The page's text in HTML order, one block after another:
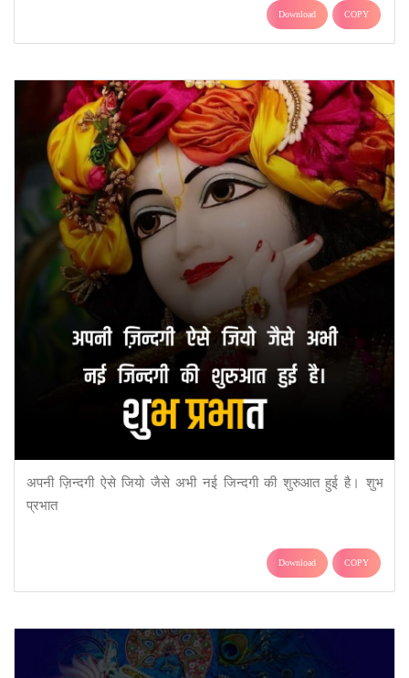
Download COPY
अपनी ज़िन्दगी ऐसे जियो जैसे अभी नई जिन्दगी की शुरुआत हुई है। शुभ
प्रभात
Download COPY